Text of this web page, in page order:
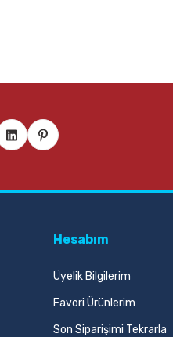
Hesabım
Üyelik Bilgilerim
Favori Ürünlerim
Son Siparişimi Tekrarla